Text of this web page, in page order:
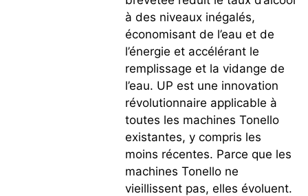
à des niveaux inégalés,
économisant de l’eau et de
l’énergie et accélérant le
remplissage et la vidange de
l’eau. UP est une innovation
révolutionnaire applicable à
toutes les machines Tonello
existantes, y compris les
moins récentes. Parce que les
machines Tonello ne
vieillissent pas, elles évoluent.